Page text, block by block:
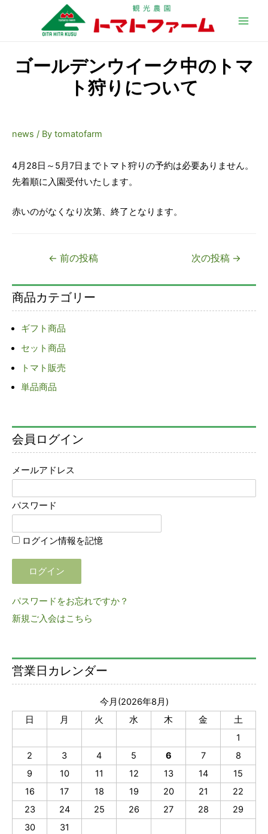
ゴールデンウイーク中のトマ
ト狩りについて
news / By tomatofarm
4月28日～5月7日までトマト狩りの予約は必要ありません。
先着順に入園受付いたします。
赤いのがなくなり次第、終了となります。
ナ
ビ
シ
ョ
ン
← 前の投稿 次の投稿 →
商品カテゴリー
ギフト商品
セット商品
トマト販売
単品商品
会員ログイン
メールアドレス
パスワード
ログイン情報を記憶
パスワードをお忘れですか？
新規ご入会はこちら
営業日カレンダー
今月(2026年8月)
日
月 火 水 木 金
土
1
2
3 4 5 6 7
8
9
10 11 12 13 14
15
16
17 18 19 20 21
22
23
24 25 26 27 28
29
30
31